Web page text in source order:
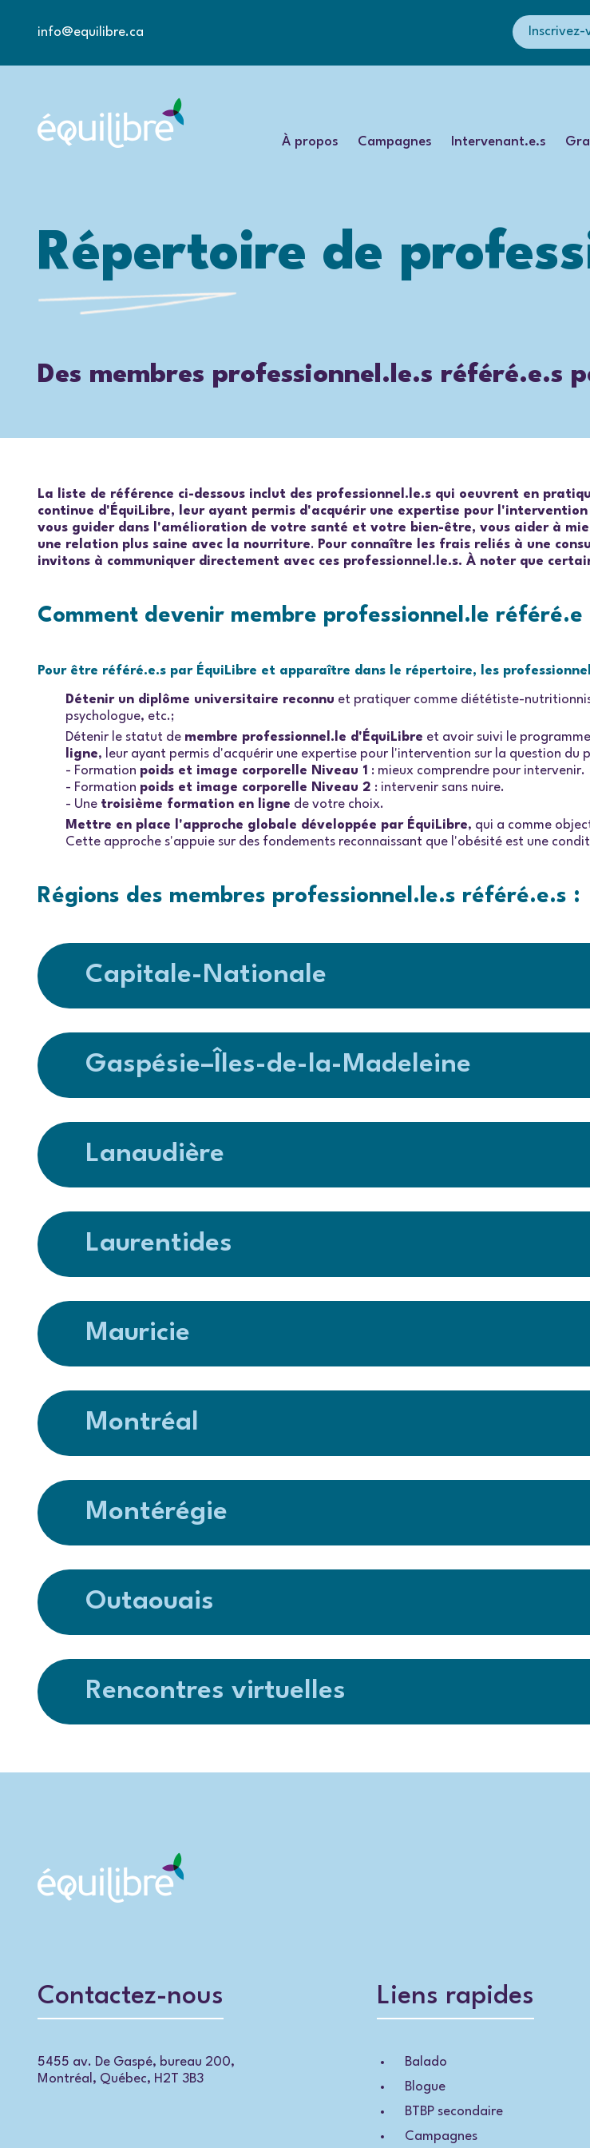
info@equilibre.ca
À propos Campagnes Intervenant.e.s
Répertoire de
Des membres professionnel.le.s référé.e.s
La liste de référence ci-dessous inclut des professionnel.le.s qui oeuvrent en
continue d'ÉquiLibre, leur ayant permis d'acquérir une expertise pour
vous guider dans l'amélioration de votre santé et votre bien-être, vous aider à
une relation plus saine avec la nourriture. Pour connaître les frais reliés à une
invitons à communiquer directement avec ces professionnel.le.s. À noter que
Comment devenir membre professionnel.le référé.e
Pour être référé.e.s par ÉquiLibre et apparaître dans le répertoire, les
Détenir un diplôme universitaire reconnu et pratiquer comme diététiste-
psychologue, etc.;
Détenir le statut de membre professionnel.le d'ÉquiLibre et avoir suivi le
ligne, leur ayant permis d'acquérir une expertise pour l'intervention sur la question du
- Formation poids et image corporelle Niveau 1 : mieux comprendre pour intervenir.
- Formation poids et image corporelle Niveau 2 : intervenir sans nuire.
- Une troisième formation en ligne de votre choix.
Mettre en place l'approche globale développée par ÉquiLibre, qui a comme
Cette approche s'appuie sur des fondements reconnaissant que l'obésité est une
Régions des membres professionnel.le.s référé.e.s :
Capitale-Nationale
Gaspésie–Îles-de-la-Madeleine
Lanaudière
Laurentides
Mauricie
Montréal
Montérégie
Outaouais
Rencontres virtuelles
Contactez-nous
5455 av. De Gaspé, bureau 200,
Montréal, Québec, H2T 3B3
Liens rapides
Balado
Blogue
BTBP secondaire
Campagnes